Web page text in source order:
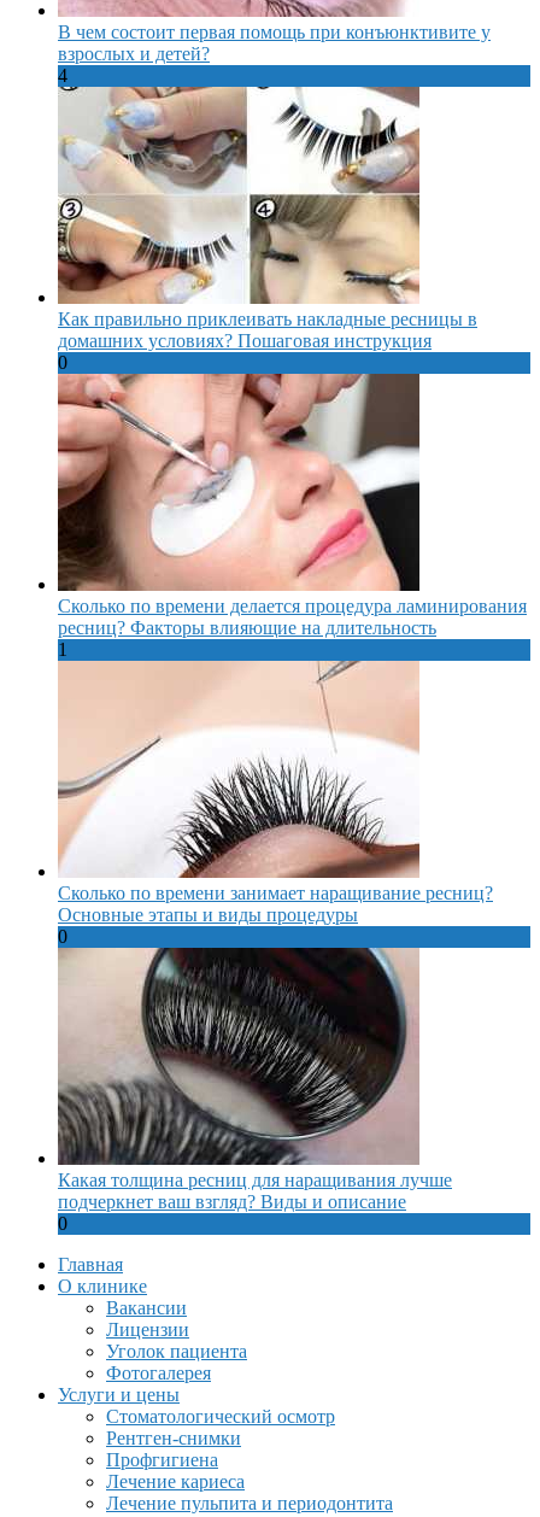
В чем состоит первая помощь при конъюнктивите у
взрослых и детей?
4
Как правильно приклеивать накладные ресницы в
домашних условиях? Пошаговая инструкция
0
Сколько по времени делается процедура ламинирования
ресниц? Факторы влияющие на длительность
1
Сколько по времени занимает наращивание ресниц?
Основные этапы и виды процедуры
0
Какая толщина ресниц для наращивания лучше
подчеркнет ваш взгляд? Виды и описание
0
Главная
О клинике
Вакансии
Лицензии
Уголок пациента
Фотогалерея
Услуги и цены
Стоматологический осмотр
Рентген-снимки
Профгигиена
Лечение кариеса
Лечение пульпита и периодонтита